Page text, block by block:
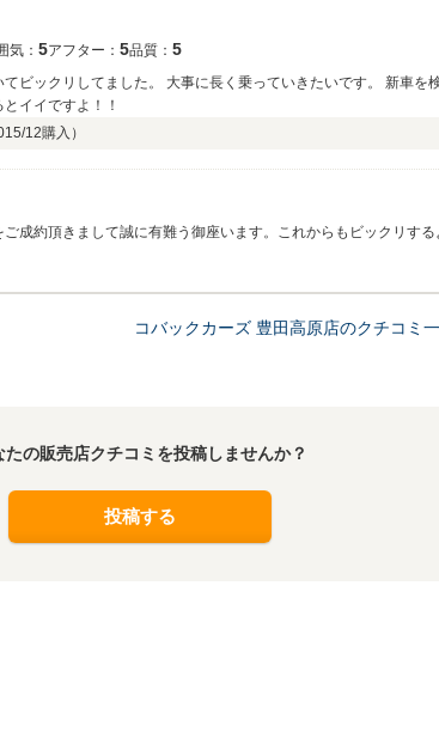
気： 5アフター： 5品質： 5
ビックリしてました。 大事に長く乗っていきたいです。 新車を
イイですよ！！
12購入）
成約頂きまして誠に有難う御座います。これからもビックリする
コバックカーズ 豊田高原店のクチコミ
たの販売店クチコミを投稿しませんか？
投稿する